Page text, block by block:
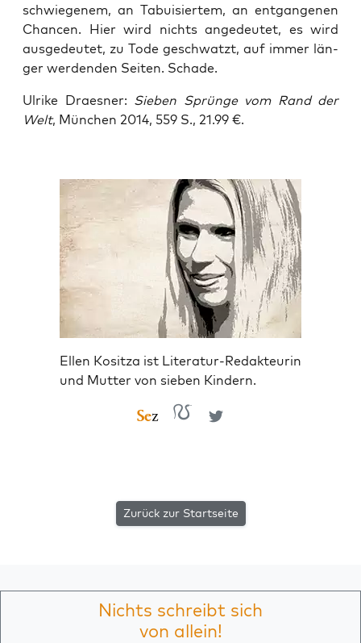
schwie­ge­nem, an Tabui­sier­tem, an ent­gan­ge­nen
Chan­cen. Hier wird nichts ange­deu­tet, es wird
aus­ge­deu­tet, zu Tode geschwatzt, auf immer län­
ger wer­den­den Sei­ten. Schade.
Ulri­ke Draes­ner: Sie­ben Sprün­ge vom Rand der
Welt, Mün­chen 2014, 559 S., 21.99 €.
Ellen Kositza ist Literatur-Redakteurin
und Mutter von sieben Kindern.
Zurück zur Startseite
Nichts schreibt sich
von allein!